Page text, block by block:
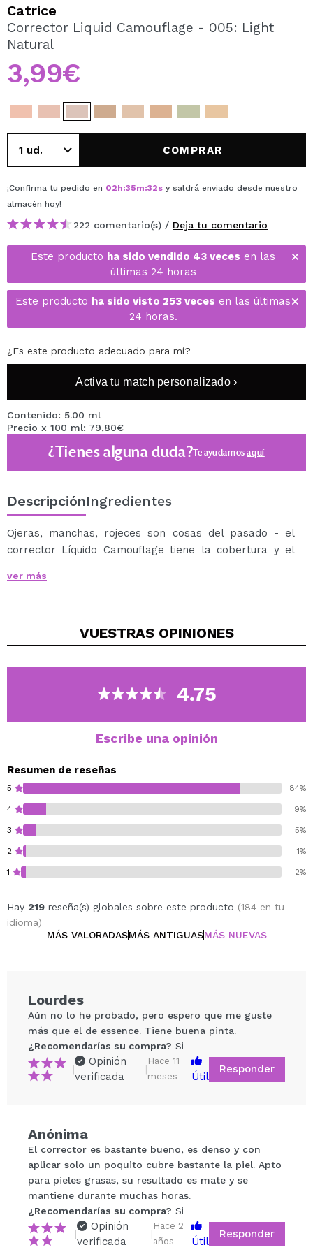
Al crear una cuenta en Maquillalia.com podrás realizar
tus compras rápidamente, revisar el estado de tus
CREAR CUENTA
Catrice
Corrector Liquid Camouflage - 005: Light
Natural
3,99€
COMPRAR
¡Confirma tu pedido en 02h:35m:32s y saldrá enviado desde nuestro
almacén hoy!
222 comentario(s) / Deja tu comentario
Este producto ha sido vendido 43 veces en las
últimas 24 horas
Este producto ha sido visto 253 veces en las últimas
24 horas.
¿Es este producto adecuado para mí?
Activa tu match personalizado ›
Contenido: 5.00 ml
Precio x 100 ml: 79,80€
¿Tienes alguna duda?Te ayudamosaquí
DescripciónIngredientes
Ojeras, manchas, rojeces son cosas del pasado - el
corrector Líquido Camouflage tiene la cobertura y el
cuidado óptimos. Es altamente pigmentado, resistente
al agua y de larga duración. Fácil de usar con su
ver más
VUESTRAS OPINIONES
4.75
Escribe una opinión
Resumen de reseñas
5 84%
4 9%
3 5%
2 1%
1 2%
Hay 219 reseña(s) globales sobre este producto (184 en tu
idioma)
MÁS VALORADASMÁS ANTIGUASMÁS NUEVAS
Tu vídeo podría ser el primero. Imagínatelo...
¿Recomendarías su compra?
5/5
ENVIAR
Lourdes
Aún no lo he probado, pero espero que me guste
más que el de essence. Tiene buena pinta.
¿Recomendarías su compra? Si
|
Opinión
verificada
|
Hace 11
meses
Útil
Responder
Anónima
El corrector es bastante bueno, es denso y con
aplicar solo un poquito cubre bastante la piel. Apto
para pieles grasas, su resultado es mate y se
mantiene durante muchas horas.
¿Recomendarías su compra? Si
|
Opinión
verificada
|
Hace 2
años
Útil
Responder